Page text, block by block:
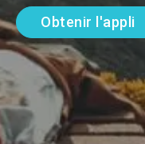
Obtenir l'appli